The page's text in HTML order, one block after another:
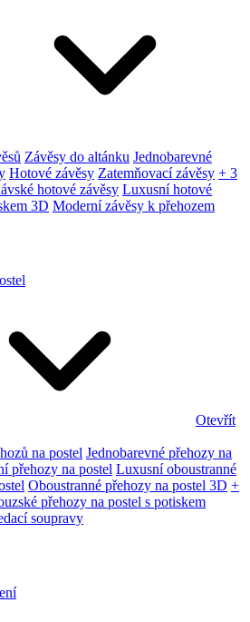
Závěsy do altánku Jednobarevné
Hotové závěsy Zatemňovací závěsy + 3
hotové závěsy Luxusní hotové
3D Moderní závěsy k přehozem
Otevřít
na postel Jednobarevné přehozy na
přehozy na postel Luxusní oboustranné
Oboustranné přehozy na postel 3D +
přehozy na postel s potiskem
soupravy